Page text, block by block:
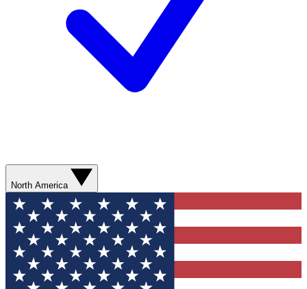
North America